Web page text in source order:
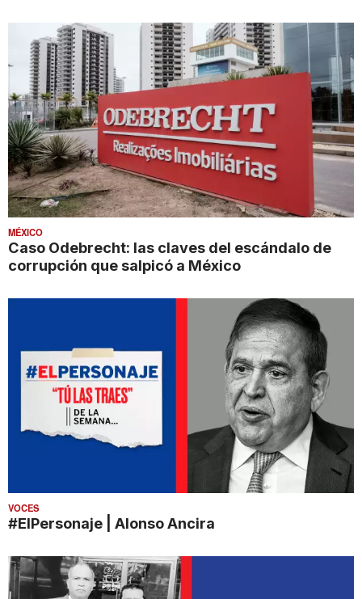
MÉXICO
Caso Odebrecht: las claves del escándalo de
corrupción que salpicó a México
VOCES
#ElPersonaje | Alonso Ancira